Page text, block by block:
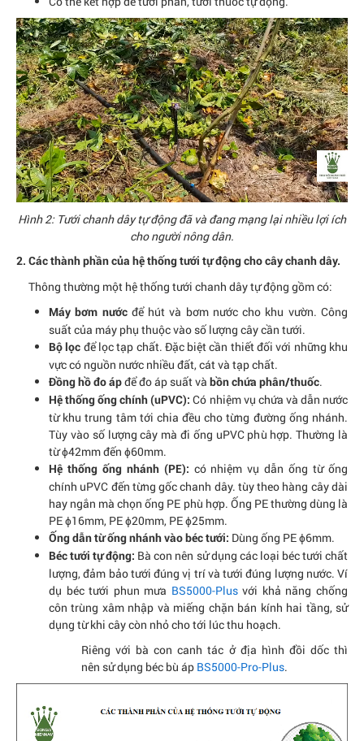
Hình 2: Tưới chanh dây tự động đã và đang mạng lại nhiều lợi ích
cho người nông dân.
2. Các thành phần của hệ thống tưới tự động cho cây chanh dây.
Thông thường một hệ thống tưới chanh dây tự động gồm có:
Máy bơm nướcđể hút và bơm nước cho khu vườn. Công
suất của máy phụ thuộc vào số lượng cây cần tưới.
Bộ lọc để lọc tạp chất. Đặc biệt cần thiết đối với những khu
vực có nguồn nước nhiều đất, cát và tạp chất.
Đồng hồ đo ápđể đo áp suất và bồn chứa phân/thuốc.
Hệ thống ống chính (uPVC): Có nhiệm vụ chứa và dẫn nước
từ khu trung tâm tới chia đều cho từng đường ống nhánh.
Tùy vào số lượng cây mà đi ống uPVC phù hợp. Thường là
từ ɸ42mm đến ɸ60mm.
Hệ thống ống nhánh (PE): có nhiệm vụ dẫn ống từ ống
chính uPVC đến từng gốc chanh dây. tùy theo hàng cây dài
hay ngắn mà chọn ống PE phù hợp. Ống PE thường dùng là
PE ɸ16mm, PE ɸ20mm, PE ɸ25mm.
Ống dẫn từ ống nhánh vào béc tưới: Dùng ống PE ɸ6mm.
Béc tưới tự động: Bà con nên sử dụng các loại béc tưới chất
lượng, đảm bảo tưới đúng vị trí và tưới đúng lượng nước. Ví
dụ béc tưới phun mưa BS5000-Plusvới khả năng chống
côn trùng xâm nhập và miếng chặn bán kính hai tầng, sử
dụng từ khi cây còn nhỏ cho tới lúc thu hoạch.
Riêng với bà con canh tác ở địa hình đồi dốc thì
nên sử dụng béc bù áp BS5000-Pro-Plus.